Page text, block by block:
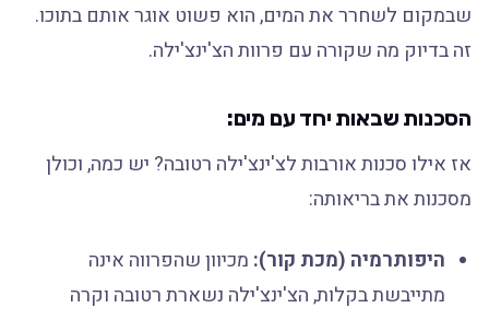
שבמקום לשחרר את המים, הוא פשוט אוגר אותם בתוכו.
זה בדיוק מה שקורה עם פרוות הצ'ינצ'ילה.
הסכנות שבאות יחד עם מים:
אז אילו סכנות אורבות לצ'ינצ'ילה רטובה? יש כמה, וכולן
מסכנות את בריאותה:
היפותרמיה (מכת קור):מכיוון שהפרווה אינה
מתייבשת בקלות, הצ'ינצ'ילה נשארת רטובה וקרה